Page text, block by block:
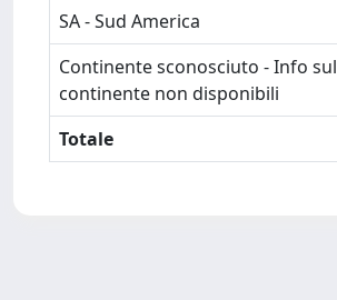
SA - Sud America
Continente sconosciuto - Info sul
continente non disponibili
Totale